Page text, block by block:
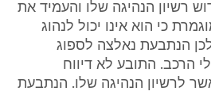
רשיון הנהיגה שלו והעמיד את
כי הוא אינו יכול לנהוג
הנתבעת נאלצה לספוג
הרכב. התובע לא דיווח
לרשיון הנהיגה שלו. הנתבעת